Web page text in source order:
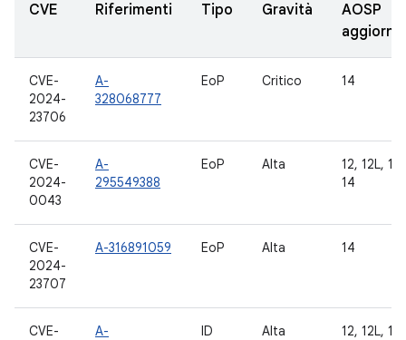
CVE Riferimenti Tipo Gravità
AOSP
CVE-
2024-
23706
A-
328068777
EoP Critico 14
CVE-
2024-
0043
A-
295549388
EoP Alta
12, 12L, 13,
14
CVE-
2024-
23707
A-316891059 EoP Alta 14
CVE-
A-
ID Alta
12, 12L, 13,